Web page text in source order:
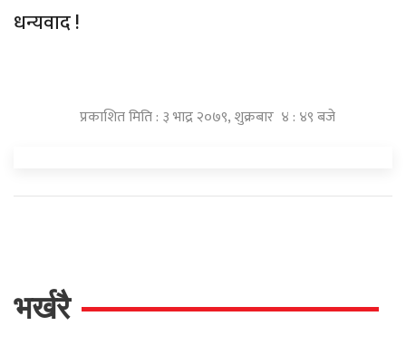
धन्यवाद !
प्रकाशित मिति : ३ भाद्र २०७९, शुक्रबार ४ : ४९ बजे
भर्खरै